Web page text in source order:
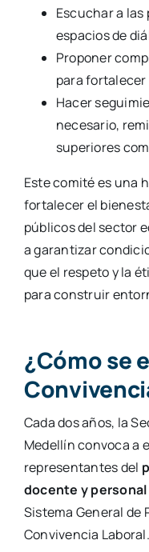
Escuchar a
espacios de
Proponer
para
Hacer
necesario,
superiores
Este comité es una
fortalecer el
públicos del sector
a garantizar
que el respeto y la
para construir
¿Cómo se
Cada dos años, la
Medellín convoca a
representantes del
docente y
Sistema General de
Convivencia Laboral.